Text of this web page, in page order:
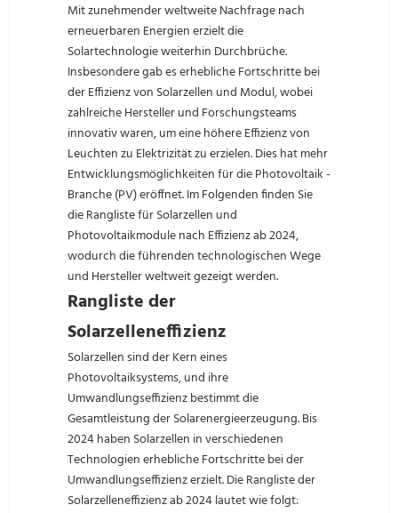
Mit zunehmender weltweite Nachfrage nach
erneuerbaren Energien erzielt die
Solartechnologie weiterhin Durchbrüche.
Insbesondere gab es erhebliche Fortschritte bei
der Effizienz von Solarzellen und Modul, wobei
zahlreiche Hersteller und Forschungsteams
innovativ waren, um eine höhere Effizienz von
Leuchten zu Elektrizität zu erzielen. Dies hat mehr
Entwicklungsmöglichkeiten für die Photovoltaik -
Branche (PV) eröffnet. Im Folgenden finden Sie
die Rangliste für Solarzellen und
Photovoltaikmodule nach Effizienz ab 2024,
wodurch die führenden technologischen Wege
und Hersteller weltweit gezeigt werden.
Rangliste der
Solarzelleneffizienz
Solarzellen sind der Kern eines
Photovoltaiksystems, und ihre
Umwandlungseffizienz bestimmt die
Gesamtleistung der Solarenergieerzeugung. Bis
2024 haben Solarzellen in verschiedenen
Technologien erhebliche Fortschritte bei der
Umwandlungseffizienz erzielt. Die Rangliste der
Solarzelleneffizienz ab 2024 lautet wie folgt: